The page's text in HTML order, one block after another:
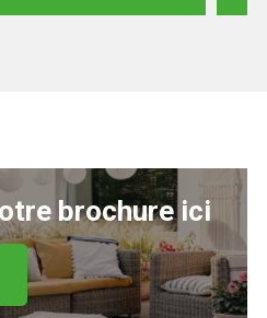
brochure ici